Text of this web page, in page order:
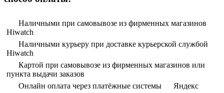
Наличными при самовывозе из фирменных магазинов
Hiwatch
Наличными курьеру при доставке курьерской службой
Hiwatch
Картой при самовывозе из фирменных магазинов или
пункта выдачи заказов
Онлайн оплата через платёжные системы
Яндекс